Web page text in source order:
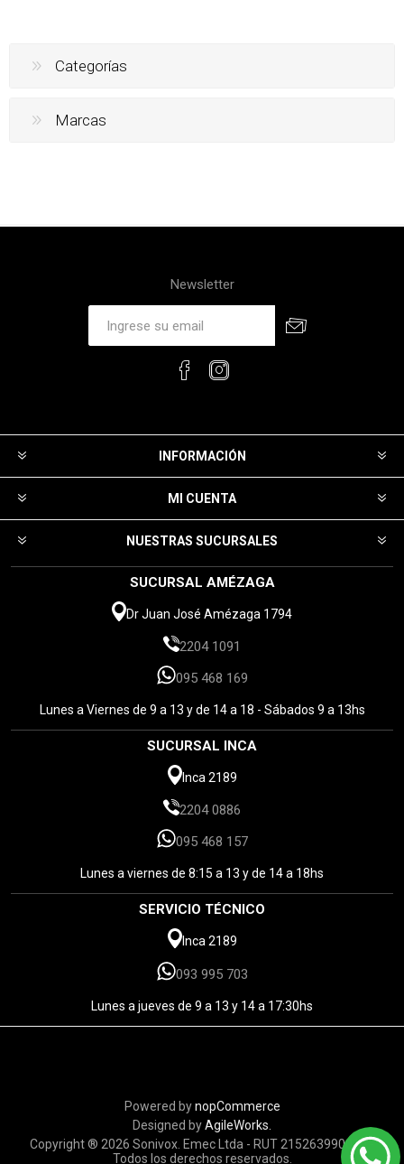
Categorías
Marcas
Newsletter
INFORMACIÓN
MI CUENTA
NUESTRAS SUCURSALES
SUCURSAL AMÉZAGA
Dr Juan José Amézaga 1794
2204 1091
095 468 169
Lunes a Viernes de 9 a 13 y de 14 a 18 - Sábados 9 a 13hs
SUCURSAL INCA
Inca 2189
2204 0886
095 468 157
Lunes a viernes de 8:15 a 13 y de 14 a 18hs
SERVICIO TÉCNICO
Inca 2189
093 995 703
Lunes a jueves de 9 a 13 y 14 a 17:30hs
Powered bynopCommerce
Designed byAgileWorks.
Copyright ® 2026 Sonivox. Emec Ltda - RUT 215263990010 -
Todos los derechos reservados.